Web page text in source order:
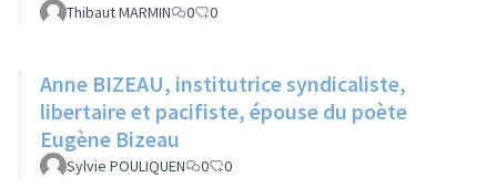
Thibaut MARMIN 0 0
Anne BIZEAU, institutrice syndicaliste,
libertaire et pacifiste, épouse du poète
Eugène Bizeau
Sylvie POULIQUEN 0 0